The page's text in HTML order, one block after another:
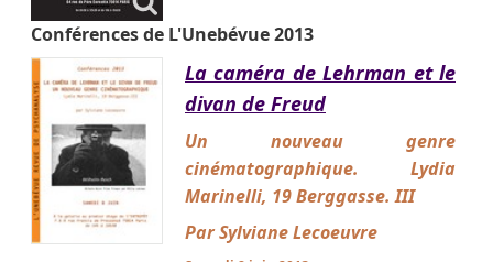
Conférences de L'Unebévue 2013
La caméra de Lehrman et le
divan de Freud
Un nouveau genre
cinématographique. Lydia
Marinelli, 19 Berggasse. III
Par Sylviane Lecoeuvre